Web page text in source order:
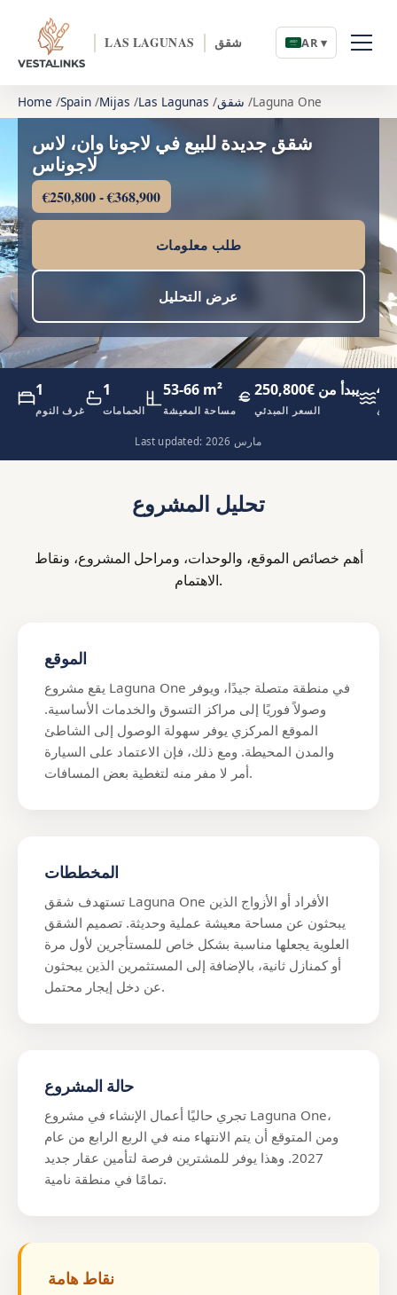
LAS LAGUNAS شقق AR ▾
Home Spain Mijas Las Lagunas شقق Laguna One
شقق جديدة للبيع في لاجونا وان، لاس
لاجوناس
€250,800 - €368,900
طلب معلومات
عرض التحليل
1
غرف النوم
1
الحمامات
53-66 m²
مساحة المعيشة
يبدأ من €250,800
السعر المبدئي
Last updated: مارس 2026
تحليل المشروع
أهم خصائص الموقع، والوحدات، ومراحل المشروع، ونقاط
الاهتمام.
الموقع
يقع مشروع Laguna One في منطقة متصلة جيدًا، ويوفر
وصولاً فوريًا إلى مراكز التسوق والخدمات الأساسية.
الموقع المركزي يوفر سهولة الوصول إلى الشاطئ
والمدن المحيطة. ومع ذلك، فإن الاعتماد على السيارة
أمر لا مفر منه لتغطية بعض المسافات.
المخططات
تستهدف شقق Laguna One الأفراد أو الأزواج الذين
يبحثون عن مساحة معيشة عملية وحديثة. تصميم الشقق
العلوية يجعلها مناسبة بشكل خاص للمستأجرين لأول مرة
أو كمنازل ثانية، بالإضافة إلى المستثمرين الذين يبحثون
عن دخل إيجار محتمل.
حالة المشروع
تجري حاليًا أعمال الإنشاء في مشروع Laguna One،
ومن المتوقع أن يتم الانتهاء منه في الربع الرابع من عام
2027. وهذا يوفر للمشترين فرصة لتأمين عقار جديد
تمامًا في منطقة نامية.
نقاط هامة